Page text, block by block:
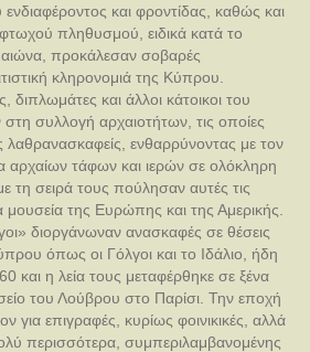
ενδιαφέροντος και φροντίδας, καθώς και
πληθυσμού, ειδικά κατά το
προκάλεσαν σοβαρές
κληρονομιά της Κύπρου.
διπλωμάτες και άλλοι κάτοικοι του
συλλογή αρχαιοτήτων, τις οποίες
ενθαρρύνοντας με τον
αρχαίων τάφων και ιερών σε ολόκληρη
τη σειρά τους πούλησαν αυτές τις
μουσεία της Ευρώπης και της Αμερικής.
διοργάνωναν ανασκαφές σε θέσεις
όπως οι Γόλγοι και το Ιδάλιο, ήδη
και η λεία τους μεταφέρθηκε σε ξένα
του Λούβρου στο Παρίσι. Την εποχή
για επιγραφές, κυρίως φοινικικές, αλλά
περισσότερα, συμπεριλαμβανομένης